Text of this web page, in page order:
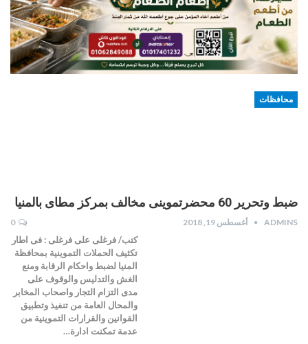
محافظات
ضبط وتحرير 60 محضرتموينى مخالف بمركز مطاى بالمنيا
ADMINS أغسطس 19, 2018 0
كتب/ فرغلى على فرغلى : فى اطار
تكثيف الحملات التموينية بمحافظة
المنيا لضبط واحكام الرقابة ومنع
الغش والتدليس والوقوف على
مدى التزام التجار واصحاب المخابر
والمحال العامة من تنفيذ وتطبيق
القوانين والقرارات التموينية من
عدمة تمكنت ادارة…